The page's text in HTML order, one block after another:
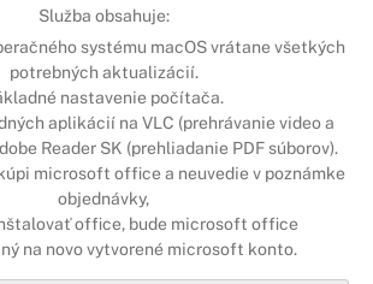
Služba obsahuje:
systému macOS vrátane všetkých
potrebných aktualizácií.
nastavenie počítača.
aplikácií na VLC (prehrávanie video a
Reader SK (prehliadanie PDF súborov).
microsoft office a neuvedie v poznámke
objednávky,
office, bude microsoft office
na novo vytvorené microsoft konto.